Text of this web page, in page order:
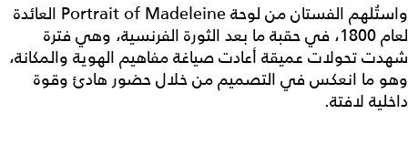
واستُلهم الفستان من لوحة Portrait of Madeleine العائدة
لعام 1800، في حقبة ما بعد الثورة الفرنسية، وهي فترة
شهدت تحولات عميقة أعادت صياغة مفاهيم الهوية والمكانة،
وهو ما انعكس في التصميم من خلال حضور هادئ وقوة
داخلية لافتة.